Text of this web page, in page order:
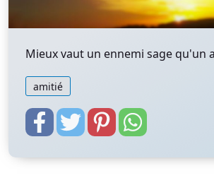
Mieux vaut un ennemi sage qu'un
amitié